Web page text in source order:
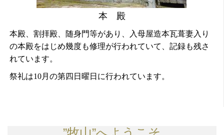
本 殿
本殿、割拝殿、
随身門等があり、入母屋造本瓦葺妻入り
の本殿をはじめ幾度も修理が行われていて、記録も残さ
れています。
祭礼は10月の第四日曜日に行われています。